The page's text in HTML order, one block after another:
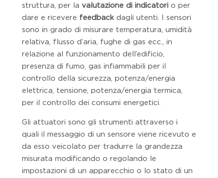
struttura, per la valutazione di indicatori o per
dare e ricevere feedback dagli utenti. I sensori
sono in grado di misurare temperatura, umidità
relativa, flusso d’aria, fughe di gas ecc., in
relazione al funzionamento dell’edificio,
presenza di fumo, gas infiammabili per il
controllo della sicurezza, potenza/energia
elettrica, tensione, potenza/energia termica,
per il controllo dei consumi energetici.
Gli attuatori sono gli strumenti attraverso i
quali il messaggio di un sensore viene ricevuto e
da esso veicolato per tradurre la grandezza
misurata modificando o regolando le
impostazioni di un apparecchio o lo stato di un